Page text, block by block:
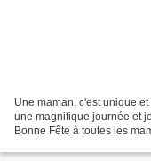
Une maman, c'est unique
une magnifique journée et
Bonne Fête à toutes les